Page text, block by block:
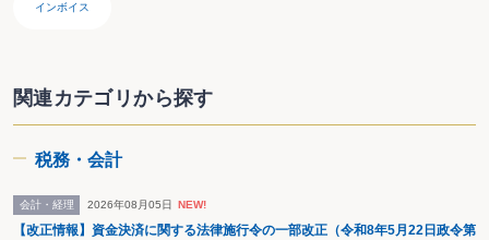
インボイス
関連カテゴリから探す
税務・会計
会計・経理 2026年08月05日 NEW!
【改正情報】資金決済に関する法律施行令の一部改正（令和8年5月22日政令第